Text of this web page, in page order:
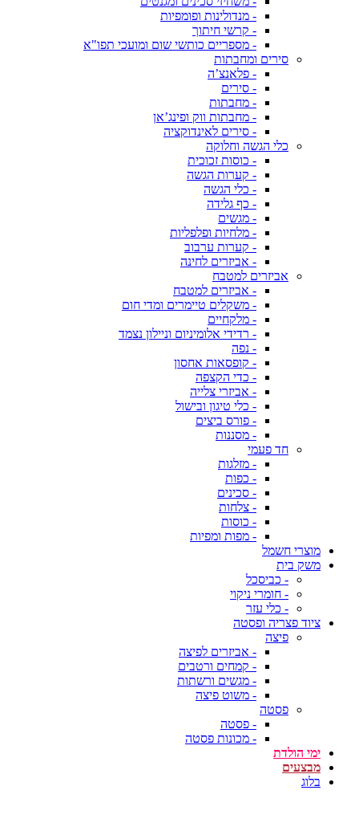
- מנדולינות ופומפיות
- קרשי חיתוך
- מספריים כותשי שום ומועכי תפו"א
סירים ומחבתות
- פלאנצ’ה
- סירים
- מחבתות
- מחבתות ווק ופינג’אן
- סירים לאינדוקציה
כלי הגשה וחלוקה
- כוסות זכוכית
- קערות הגשה
- כלי הגשה
- כף גלידה
- מגשים
- מלחיות ופלפליות
- קערות ערבוב
- אביזרים לחינה
אביזרים למטבח
- אביזרים למטבח
- משקלים טיימרים ומדי חום
- מלקחיים
- רדידי אלומיניום וניילון נצמד
- נפה
- קופסאות אחסון
- כדי הקצפה
- אביזרי צלייה
- כלי טיגון ובישול
- פורס ביצים
- מסננות
חד פעמי
- מזלגות
- כפות
- סכינים
- צלחות
- כוסות
- מפות ומפיות
מוצרי חשמל
משק בית
- כביסכל
- חומרי ניקוי
- כלי עזר
ציוד פצריה ופסטה
פיצה
- אביזרים לפיצה
- קמחים ורטבים
- מגשים ורשתות
- משוט פיצה
פסטה
- פסטה
- מכונות פסטה
ימי הולדת
מבצעים
בלוג